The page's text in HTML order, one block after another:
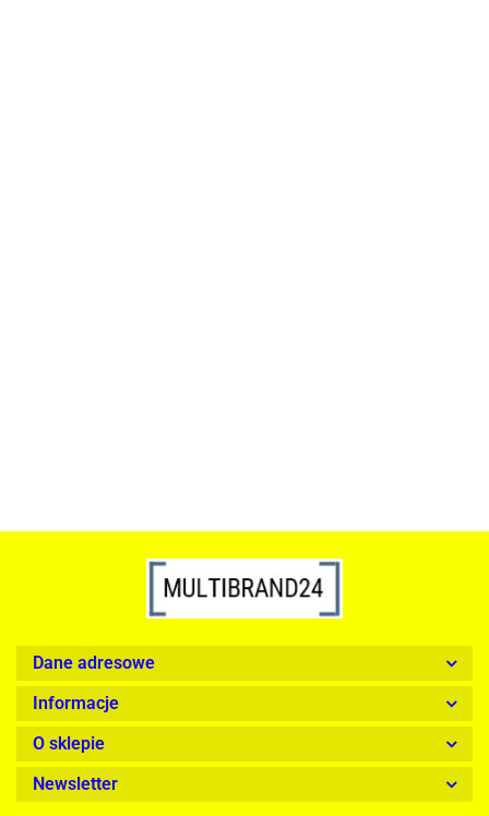
Dane adresowe
Informacje
O sklepie
Newsletter